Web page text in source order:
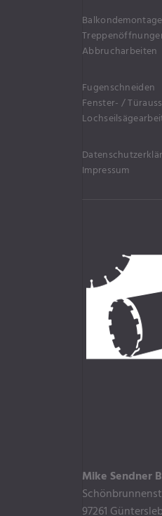
Balkondemontage
Abbrucharbeiten
Fugenschneiden
Fenster- /
Impressum
Mike Sendner
97261